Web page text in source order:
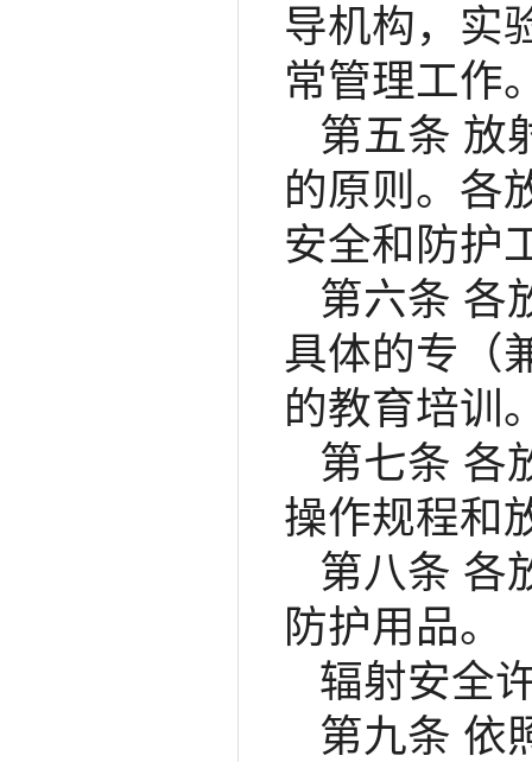
导机构，实
常管理工作
第五条 放
的原则。各
安全和防护
第六条 各
具体的专（
的教育培训
第七条 各
操作规程和
第八条 各
防护用品。
辐射安全
第九条 依